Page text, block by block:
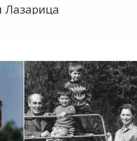
Лазарица